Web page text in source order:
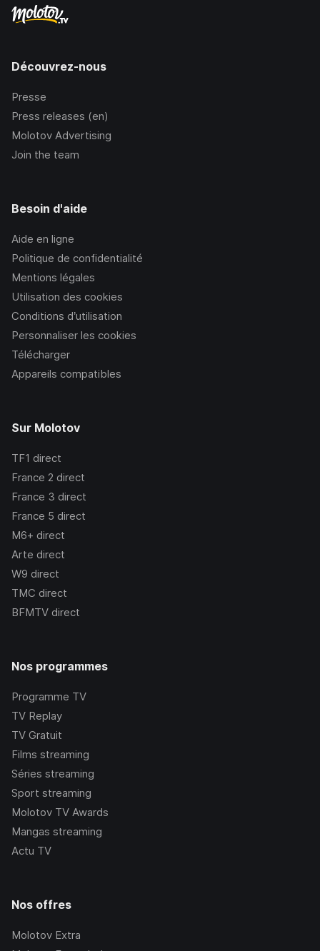
Découvrez-nous
Presse
Press releases (en)
Molotov Advertising
Join the team
Besoin d'aide
Aide en ligne
Politique de confidentialité
Mentions légales
Utilisation des cookies
Conditions d’utilisation
Personnaliser les cookies
Télécharger
Appareils compatibles
Sur Molotov
TF1 direct
France 2 direct
France 3 direct
France 5 direct
M6+ direct
Arte direct
W9 direct
TMC direct
BFMTV direct
Nos programmes
Programme TV
TV Replay
TV Gratuit
Films streaming
Séries streaming
Sport streaming
Molotov TV Awards
Mangas streaming
Actu TV
Nos offres
Molotov Extra